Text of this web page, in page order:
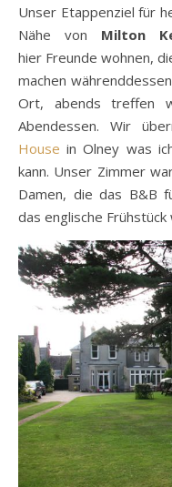
Unser Etappenziel für
Nähe von Milton
hier Freunde wohnen,
machen
Ort, abends treffen
Abendessen. Wir
House in Olney was
kann. Unser Zimmer
Damen, die das B&B
das englische